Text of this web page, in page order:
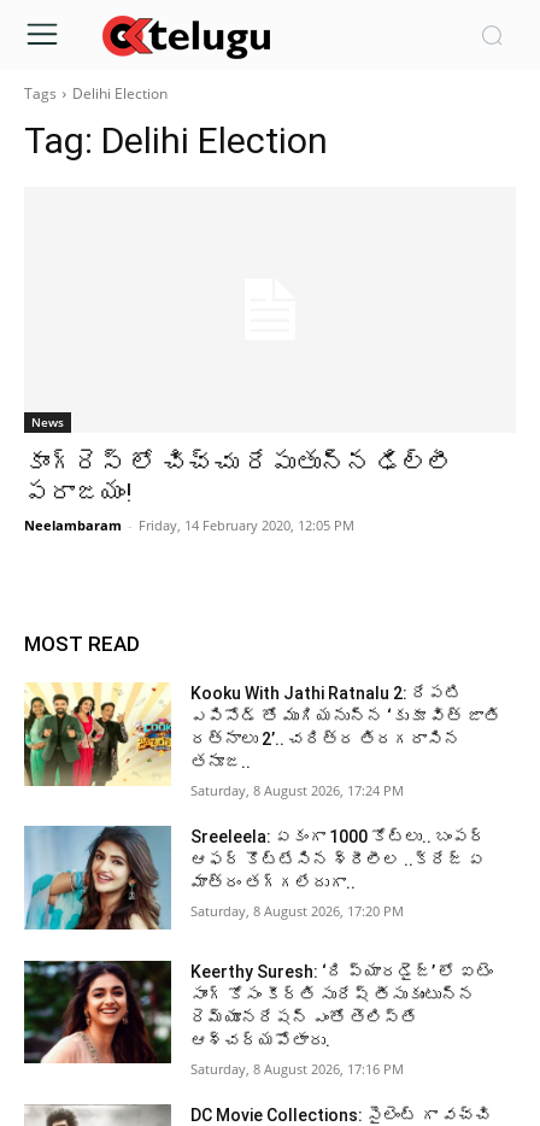
Tags Delihi Election
Tag: Delihi Election
News
కాంగ్రెస్ లో చిచ్చు రేపుతున్న ఢిల్లీ
పరాజయం!
Neelambaram - Friday, 14 February 2020, 12:05 PM
MOST READ
Kooku With Jathi Ratnalu 2: రేపటి
ఎపిసోడ్ తో ముగియనున్న ‘కుకూ విత్ జాతి
రత్నాలు 2’.. చరిత్ర తిరగరాసిన
తనూజ..
Saturday, 8 August 2026, 17:24 PM
Sreeleela: ఏకంగా 1000 కోట్లు.. బంపర్
ఆఫర్ కొట్టేసిన శ్రీలీల ..క్రేజ్ ఏ
మాత్రం తగ్గలేదుగా..
Saturday, 8 August 2026, 17:20 PM
Keerthy Suresh: ‘ది ప్యారడైజ్’ లో ఐటెం
సాంగ్ కోసం కీర్తి సురేష్ తీసుకుంటున్న
రెమ్యూనరేషన్ ఎంతో తెలిస్తే
ఆశ్చర్యపోతారు.
Saturday, 8 August 2026, 17:16 PM
DC Movie Collections: సైలెంట్ గా వచ్చి